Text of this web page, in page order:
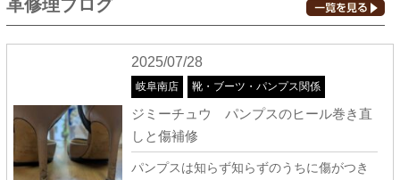
革修理ブログ
2025/07/28
岐阜南店 靴・ブーツ・パンプス関係
ジミーチュウ パンプスのヒール巻き直
しと傷補修
パンプスは知らず知らずのうちに傷がつき